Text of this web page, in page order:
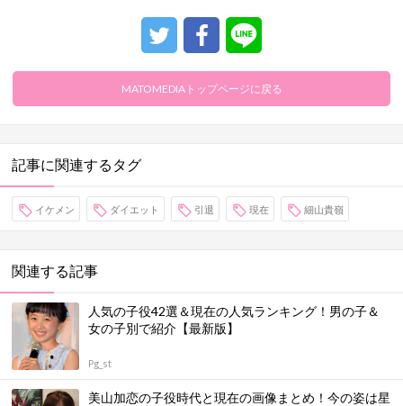
MATOMEDIAトップページに戻る
記事に関連するタグ
イケメン ダイエット 引退 現在 細山貴嶺
関連する記事
人気の子役42選＆現在の人気ランキング！男の子＆
女の子別で紹介【最新版】
Pg_st
美山加恋の子役時代と現在の画像まとめ！今の姿は星